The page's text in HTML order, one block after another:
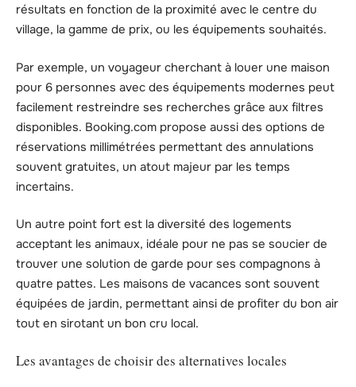
résultats en fonction de la proximité avec le centre du
village, la gamme de prix, ou les équipements souhaités.
Par exemple, un voyageur cherchant à louer une maison
pour 6 personnes avec des équipements modernes peut
facilement restreindre ses recherches grâce aux filtres
disponibles. Booking.com propose aussi des options de
réservations millimétrées permettant des annulations
souvent gratuites, un atout majeur par les temps
incertains.
Un autre point fort est la diversité des logements
acceptant les animaux, idéale pour ne pas se soucier de
trouver une solution de garde pour ses compagnons à
quatre pattes. Les maisons de vacances sont souvent
équipées de jardin, permettant ainsi de profiter du bon air
tout en sirotant un bon cru local.
Les avantages de choisir des alternatives locales